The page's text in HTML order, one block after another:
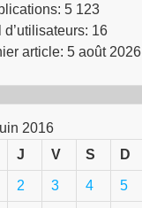
5 123
d’utilisateurs: 16
article: 5 août 2026
2016
J V S D
2 3 4 5